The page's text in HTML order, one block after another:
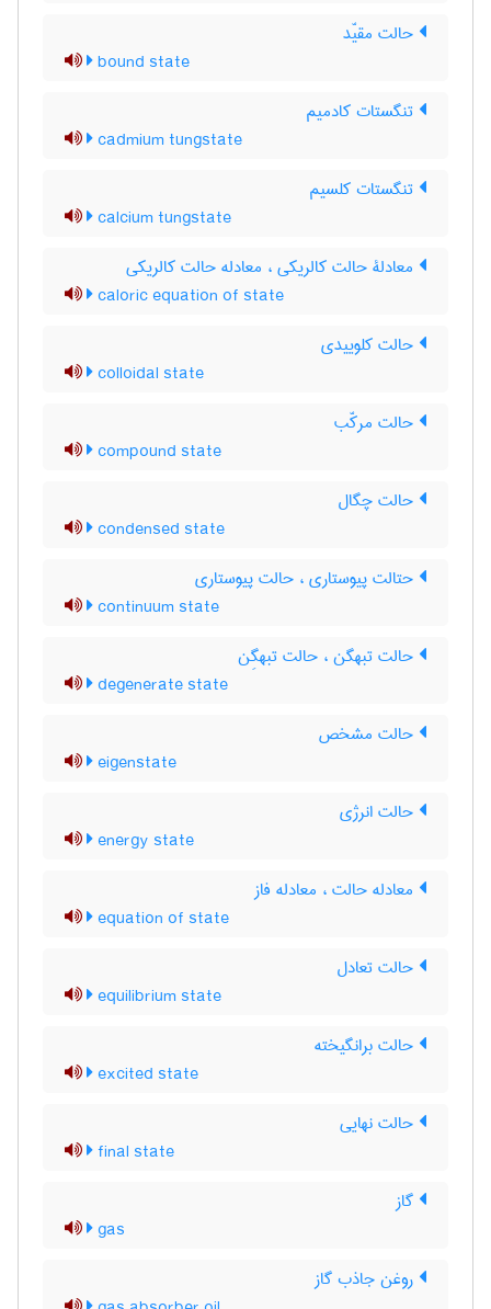
حالت مقیّد
bound state
تنگستات کادمیم
cadmium tungstate
تنگستات کلسیم
calcium tungstate
معادلۀ حالت کالریکی ، معادله حالت کالریکی
caloric equation of state
حالت کلوییدی
colloidal state
حالت مرکّب
compound state
حالت چگال
condensed state
حتالت پیوستاری ، حالت پیوستاری
continuum state
حالت تبهگن ، حالت تبهگِن
degenerate state
حالت مشخص
eigenstate
حالت انرژی
energy state
معادله حالت ، معادله فاز
equation of state
حالت تعادل
equilibrium state
حالت برانگیخته
excited state
حالت نهایی
final state
گاز
gas
روغن جاذب گاز